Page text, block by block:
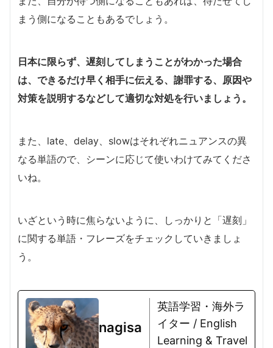
まう側になることもあるでしょう。
日本に限らず、遅刻してしまうことがわかった場合
は、できるだけ早く相手に伝える、謝罪する、原因や
対策を説明するなどして適切な対処を行いましょう。
また、late、delay、slowはそれぞれニュアンスの異
なる単語ので、シーンに応じて使いわけてみてくださ
いね。
いざという時に焦らないように、しっかりと「遅刻」
に関する単語・フレーズをチェックしていきましょ
う。
nagisa
英語学習・海外ラ
イター / English
Learning & Travel